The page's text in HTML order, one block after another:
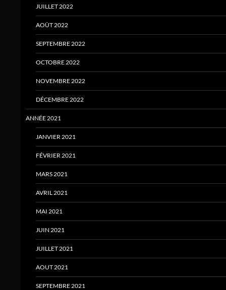
JUILLET 2022
AOÛT 2022
SEPTEMBRE 2022
OCTOBRE 2022
NOVEMBRE 2022
DÉCEMBRE 2022
ANNÉE 2021
JANVIER 2021
FÉVRIER 2021
MARS 2021
AVRIL 2021
MAI 2021
JUIN 2021
JUILLET 2021
AOUT 2021
SEPTEMBRE 2021